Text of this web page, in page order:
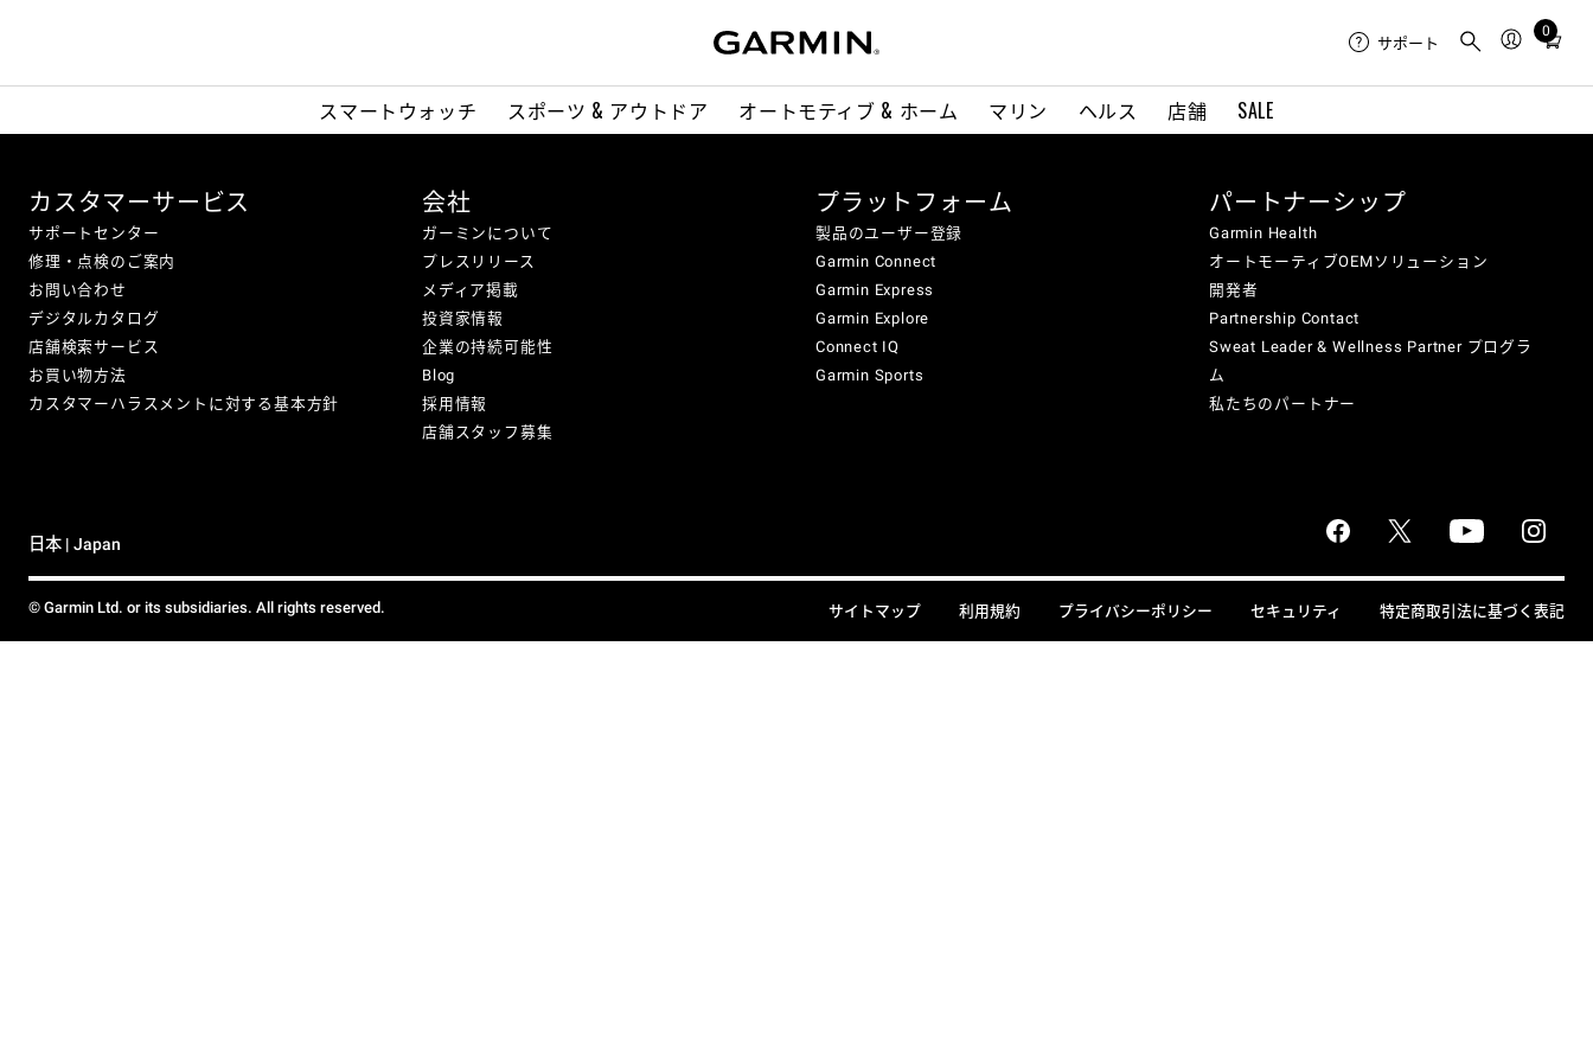
スマートウォッチ スポーツ & アウトドア オートモティブ & ホーム マリン ヘルス 店舗 SALE
サポート
0
Total
in
カスタマーサービス
サポートセンター
修理・点検のご案内
お問い合わせ
デジタルカタログ
店舗検索サービス
お買い物方法
カスタマーハラスメントに対する基本方針
会社
ガーミンについて
プレスリリース
メディア掲載
投資家情報
企業の持続可能性
Blog
採用情報
店舗スタッフ募集
プラットフォーム
製品のユーザー登録
Garmin Connect
Garmin Express
Garmin Explore
Connect IQ
Garmin Sports
パートナーシップ
Garmin Health
オートモーティブOEMソリューション
開発者
Partnership Contact
Sweat Leader & Wellness Partner プログラ
ム
私たちのパートナー
日本 | Japan
© Garmin Ltd. or its subsidiaries. All rights reserved. サイトマップ 利用規約 プライバシーポリシー セキュリティ 特定商取引法に基づく表記